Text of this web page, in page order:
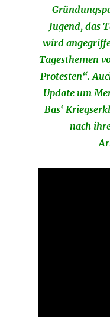
Jugend, das
wird
Tagesthemen
Protesten“.
Update um
Bas‘
nach